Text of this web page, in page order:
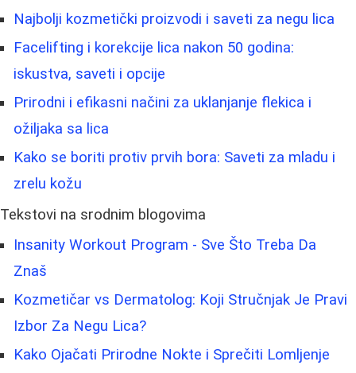
Najbolji kozmetički proizvodi i saveti za negu lica
Facelifting i korekcije lica nakon 50 godina:
iskustva, saveti i opcije
Prirodni i efikasni načini za uklanjanje flekica i
ožiljaka sa lica
Kako se boriti protiv prvih bora: Saveti za mladu i
zrelu kožu
Tekstovi na srodnim blogovima
Insanity Workout Program - Sve Što Treba Da
Znaš
Kozmetičar vs Dermatolog: Koji Stručnjak Je Pravi
Izbor Za Negu Lica?
Kako Ojačati Prirodne Nokte i Sprečiti Lomljenje